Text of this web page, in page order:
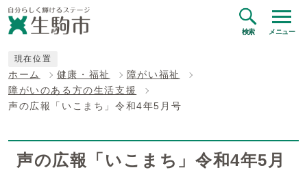
検索 メニュー
現在位置
ホーム 健康・福祉
障がい福祉
障がいのある方の生活支援
声の広報「いこまち」令和4年5月号
声の広報「いこまち」令和4年5月